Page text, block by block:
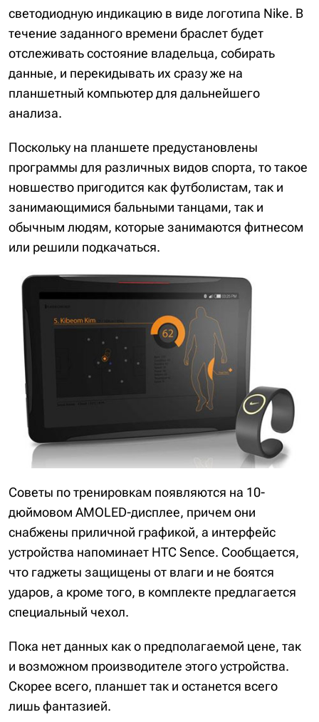
светодиодную индикацию в виде логотипа Nike. В
течение заданного времени браслет будет
отслеживать состояние владельца, собирать
данные, и перекидывать их сразу же на
планшетный компьютер для дальнейшего
анализа.
Поскольку на планшете предустановлены
программы для различных видов спорта, то такое
новшество пригодится как футболистам, так и
занимающимися бальными танцами, так и
обычным людям, которые занимаются фитнесом
или решили подкачаться.
Советы по тренировкам появляются на 10-
дюймовом AMOLED-дисплее, причем они
снабжены приличной графикой, а интерфейс
устройства напоминает HTC Sence. Сообщается,
что гаджеты защищены от влаги и не боятся
ударов, а кроме того, в комплекте предлагается
специальный чехол.
Пока нет данных как о предполагаемой цене, так
и возможном производителе этого устройства.
Скорее всего, планшет так и останется всего
лишь фантазией.